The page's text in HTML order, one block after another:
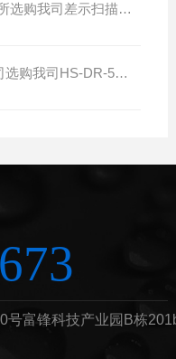
中国电子科技集团公司第七研究所选购我司差示扫描量热仪
通标标准技术服务(天津)有限公司选购我司HS-DR-5导热系数测试仪
号富锋科技产业园B栋